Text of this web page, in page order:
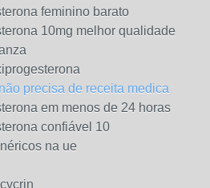
feminino barato
10mg melhor qualidade
precisa de receita medica
em menos de 24 horas
confiável 10
na ue